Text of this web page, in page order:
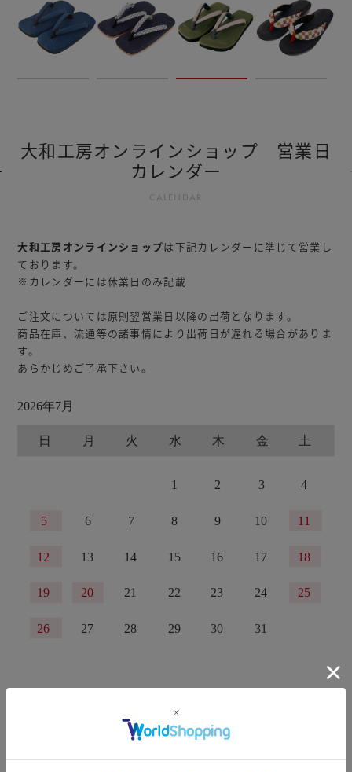
大和工房オンラインショップ 営業日
カレンダー
CALENDAR
大和工房オンラインショップは下記カレンダーに準じて営業し
ております。
※カレンダーには休業日のみ記載
ご注文については原則翌営業日以降の出荷となります。
商品在庫、流通等の諸事情により出荷日が遅れる場合がありま
す。
あらかじめご了承下さい。